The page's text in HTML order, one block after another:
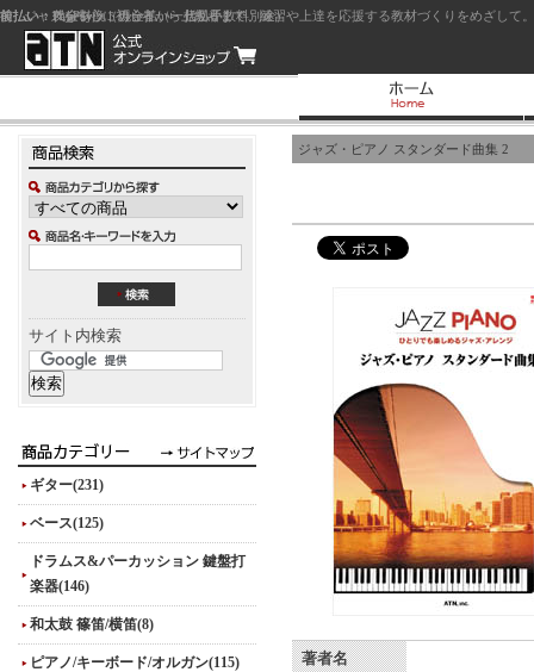
ジャズを中心に初心者から上級者まで、練習や上達を応援する教材づくりをめざし
サイト内検索
ギター(231)
ベース(125)
ドラムス&パーカッション 鍵盤打
楽器(146)
和太鼓 篠笛/横笛(8)
ピアノ/キーボード/オルガン(115)
ジャズ・ピアノ スタンダード曲集 2
著者名
前払い：クレジットカード（一括払い）
後払い：代金引換（現金払い・代引手数料別途）
前払い：PayPay